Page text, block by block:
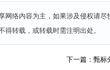
络内容为主，如果涉及侵权请
转载，或转载时需注明出处。
下一篇：甄标